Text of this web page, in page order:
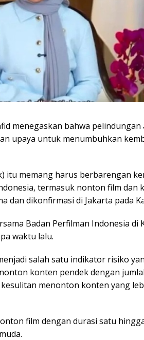
menegaskan bahwa
upaya untuk menumbuhkan
itu memang harus berbarengan
termasuk nonton film dan
dan dikonfirmasi di Jakarta pada
Badan Perfilman Indonesia di
waktu lalu.
salah satu indikator risiko
konten pendek dengan
menonton konten yang
film dengan durasi satu